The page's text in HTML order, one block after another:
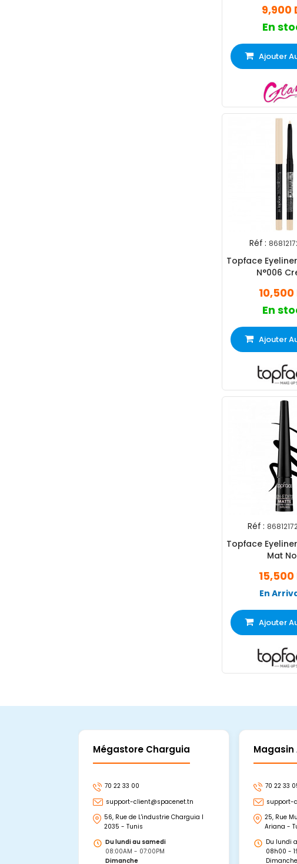
9,900
En
Ajouter
Réf :
Topface
N°006
10,500
En
Ajouter
Réf :
Topface
Mat
15,500
En
Ajouter
Mégastore Charguia
70 22 33 00
support-client@spacenet.tn
56, Rue de L'industrie Charguia I
2035 - Tunis
Du lundi au samedi
08:00AM - 07:00PM
Dimanche
Magasin
70 22 33
support-
25, Rue
Ariana -
Du lundi
08h00 -
Dimanche